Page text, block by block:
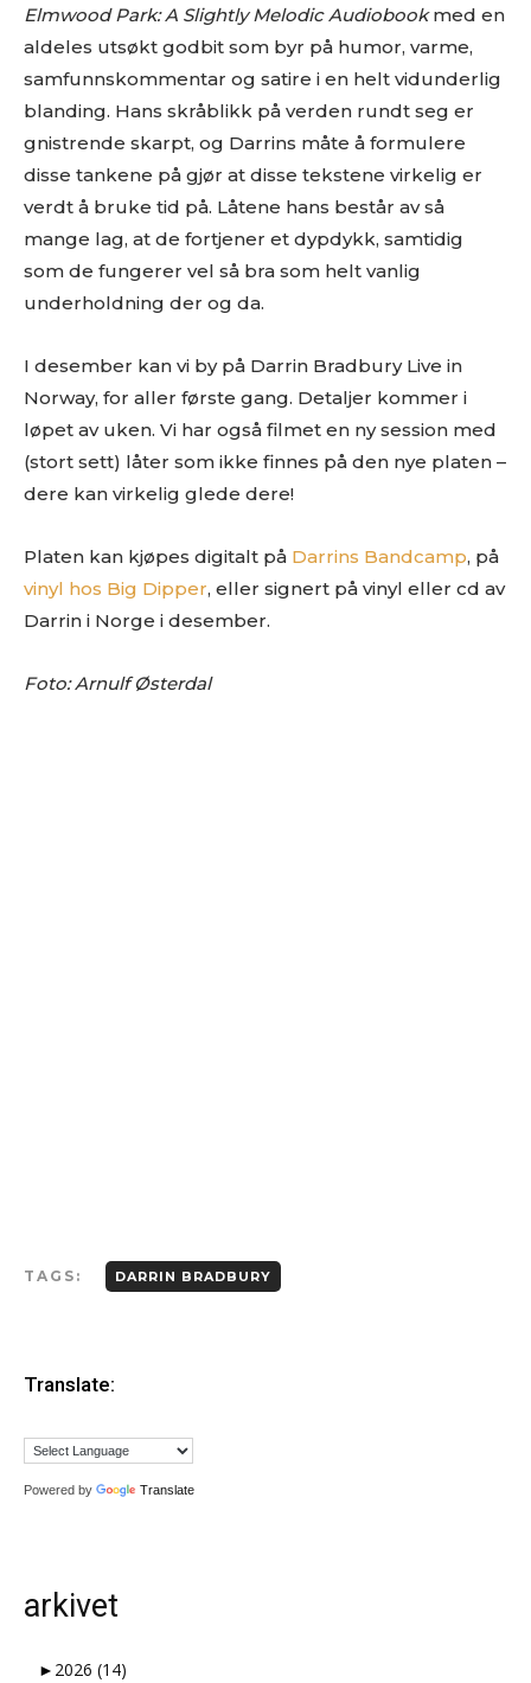
Elmwood Park: A Slightly Melodic Audiobookmed en
aldeles utsøkt godbit som byr på humor, varme,
samfunnskommentar og satire i en helt vidunderlig
blanding. Hans skråblikk på verden rundt seg er
gnistrende skarpt, og Darrins måte å formulere
disse tankene på gjør at disse tekstene virkelig er
verdt å bruke tid på. Låtene hans består av så
mange lag, at de fortjener et dypdykk, samtidig
som de fungerer vel så bra som helt vanlig
underholdning der og da.
I desember kan vi by på Darrin Bradbury Live in
Norway, for aller første gang. Detaljer kommer i
løpet av uken. Vi har også filmet en ny session med
(stort sett) låter som ikke finnes på den nye platen –
dere kan virkelig glede dere!
Platen kan kjøpes digitalt på Darrins Bandcamp, på
vinyl hos Big Dipper, eller signert på vinyl eller cd av
Darrin i Norge i desember.
Foto: Arnulf Østerdal
TAGS: DARRIN BRADBURY
Translate:
Powered by Translate
arkivet
► 2026 (14)